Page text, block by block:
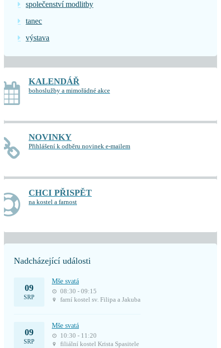
společenství modlitby
tanec
výstava
KALENDÁŘ
bohoslužby a mimořádné akce
NOVINKY
Přihlášení k odběru novinek e-mailem
CHCI PŘISPĚT
na kostel a farnost
Nadcházející události
09
SRP
Mše svatá
08:30 - 09:15
farní kostel sv. Filipa a Jakuba
09
SRP
Mše svatá
10:30 - 11:20
filiální kostel Krista Spasitele